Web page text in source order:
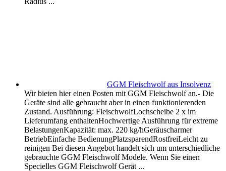
GGM Fleischwolf aus Insolvenz
Wir bieten hier einen Posten mit GGM Fleischwolf an.- Die
Geräte sind alle gebraucht aber in einen funktionierenden
Zustand. Ausführung: FleischwolfLochscheibe 2 x im
Lieferumfang enthaltenHochwertige Ausführung für extreme
BelastungenKapazität: max. 220 kg/hGeräuscharmer
BetriebEinfache BedienungPlatzsparendRostfreiLeicht zu
reinigen Bei diesen Angebot handelt sich um unterschiedliche
gebrauchte GGM Fleischwolf Modele. Wenn Sie einen
Specielles GGM Fleischwolf Gerät ...